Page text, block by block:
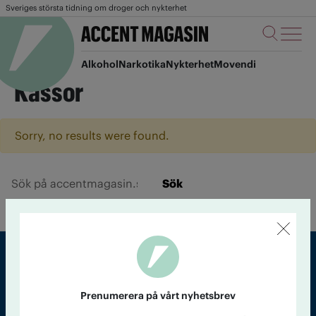
Sveriges största tidning om droger och nykterhet
AlkoholNarkotikaNykterhetMovendi
Kassor
Sorry, no results were found.
Sök
Prenumerera på vårt nyhetsbrev